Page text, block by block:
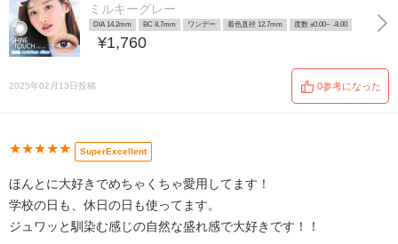
ミルキーグレー
DIA 14.2mm BC 8.7mm ワンデー 着色直径 12.7mm 度数 ±0.00~ -8.00
¥1,760
2025年02月13日投稿 0参考になった
★★★★★ SuperExcellent
ほんとに大好きでめちゃくちゃ愛用してます！
学校の日も、休日の日も使ってます。
ジュワッと馴染む感じの自然な盛れ感で大好きです！！